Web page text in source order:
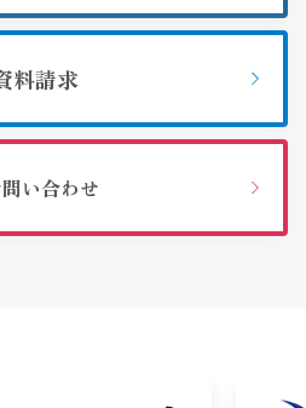
料請求
い合わせ